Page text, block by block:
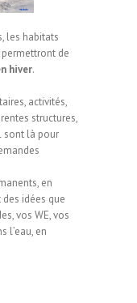
les habitats
de
hiver.
activités,
structures,
sont là pour
en
idées que
vos WE, vos
l’eau, en